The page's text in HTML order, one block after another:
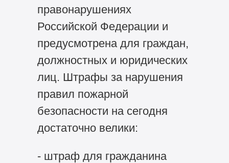
правонарушениях
Российской Федерации и
предусмотрена для граждан,
должностных и юридических
лиц. Штрафы за нарушения
правил пожарной
безопасности на сегодня
достаточно велики:
- штраф для гражданина